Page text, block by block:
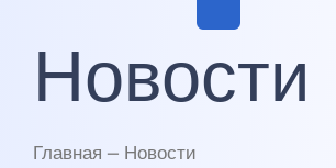
Новости
Главная — Новости